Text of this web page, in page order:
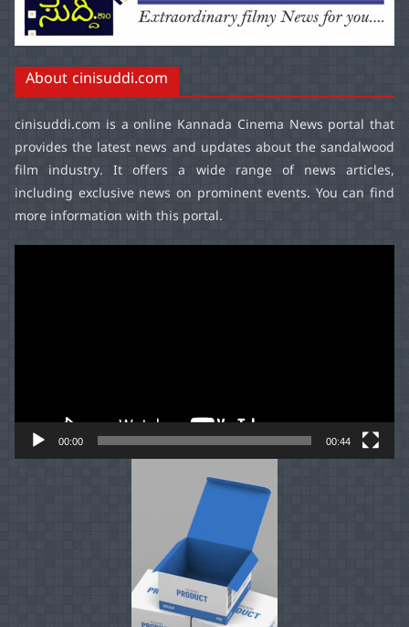
About cinisuddi.com
cinisuddi.com is a online Kannada Cinema News portal that
provides the latest news and updates about the sandalwood
film industry. It offers a wide range of news articles,
including exclusive news on prominent events. You can find
more information with this portal.
00:00 00:44